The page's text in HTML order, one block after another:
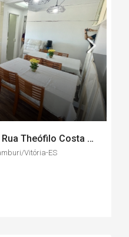
Apto 2 quartos(suíte) – Rua Theófilo Costa – Jardim Camburi/Vitória-ES
Vitória-ES